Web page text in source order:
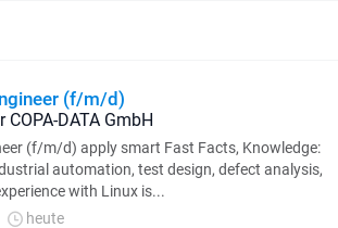
(f/m/d)
DATA GmbH
(f/m/d) apply smart Fast Facts, Knowledge:
automation, test design, defect analysis,
with Linux is...
heute